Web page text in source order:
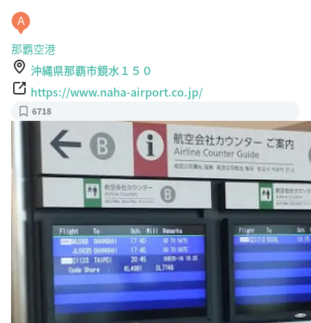
A
那覇空港
沖縄県那覇市鏡水１５０
https://www.naha-airport.co.jp/
6718